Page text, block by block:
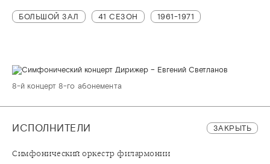
БОЛЬШОЙ ЗАЛ 41 СЕЗОН 1961-1971
8-й концерт 8-го абонемента
ИСПОЛНИТЕЛИ ЗАКРЫТЬ
Симфонический оркестр филармонии